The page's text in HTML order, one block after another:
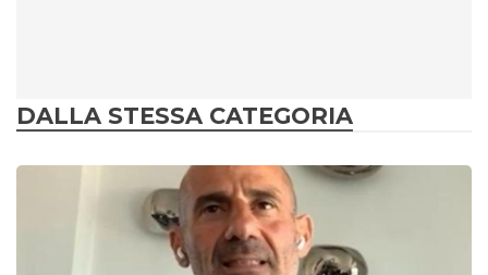
DALLA STESSA CATEGORIA